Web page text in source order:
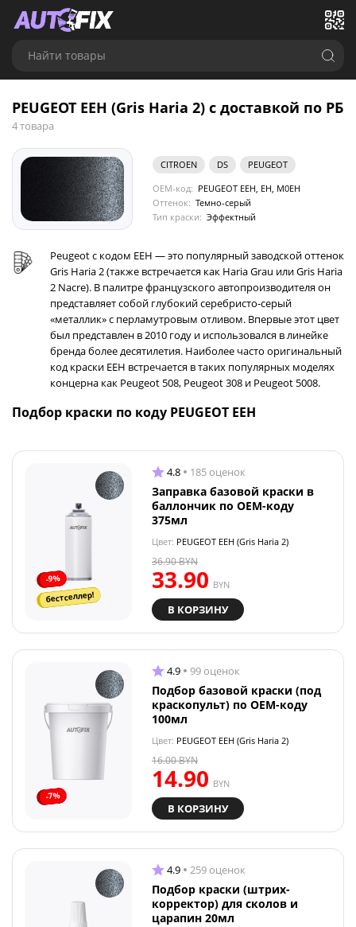
Найти товары
PEUGEOT EEH (Gris Haria 2) с доставкой по РБ
4 товара
CITROEN DS
PEUGEOT
OEM-код: PEUGEOT EEH, EH, M0EH
Оттенок: Темно-серый
Тип краски: Эффектный
Peugeot с кодом EEH — это популярный заводской оттенок
Gris Haria 2 (также встречается как Haria Grau или Gris Haria
2 Nacre). В палитре французского автопроизводителя он
представляет собой глубокий серебристо-серый
«металлик» с перламутровым отливом. Впервые этот цвет
был представлен в 2010 году и использовался в линейке
бренда более десятилетия. Наиболее часто оригинальный
код краски EEH встречается в таких популярных моделях
концерна как Peugeot 508, Peugeot 308 и Peugeot 5008.
Подбор краски по коду PEUGEOT EEH
-9%
бестселлер!
4.8 185 оценок
Заправка базовой краски в
баллончик по OEM-коду
375мл
Цвет: PEUGEOT EEH (Gris Haria 2)
33.90 BYN
36.90BYN
В КОРЗИНУ
-7%
4.9 99 оценок
Подбор базовой краски (под
краскопульт) по OEM-коду
100мл
Цвет: PEUGEOT EEH (Gris Haria 2)
14.90 BYN
16.00BYN
В КОРЗИНУ
4.9 259 оценок
Подбор краски (штрих-
корректор) для сколов и
царапин 20мл